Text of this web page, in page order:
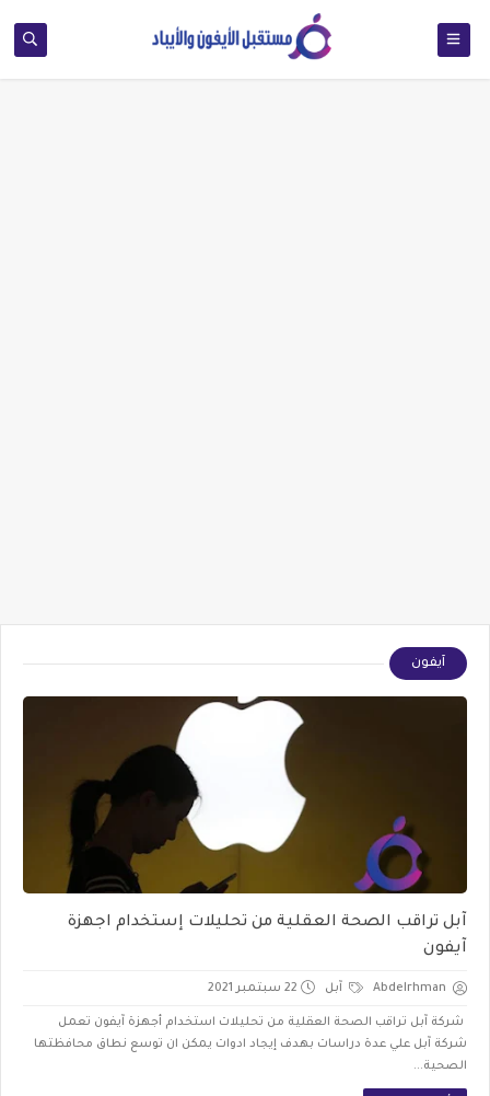
آيفون
آبل تراقب الصحة العقلية من تحليلات إستخدام اجهزة
آيفون
Abdelrhman آبل 22 سبتمبر 2021
شركة آبل تراقب الصحة العقلية من تحليلات استخدام أجهزة آيفون تعمل
شركة آبل علي عدة دراسات بهدف إيجاد ادوات يمكن ان توسع نطاق محافظتها
الصحية...